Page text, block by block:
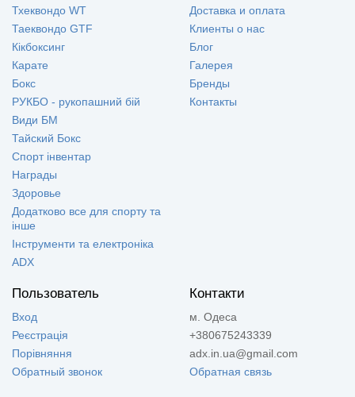
Тхеквондо WT
Таеквондо GTF
Кікбоксинг
Карате
Бокс
РУКБО - рукопашний бій
Види БМ
Тайский Бокс
Спорт інвентар
Награды
Здоровье
Додатково все для спорту та
інше
Інструменти та електроніка
ADX
Доставка и оплата
Клиенты о нас
Блог
Галерея
Бренды
Контакты
Пользователь
Вход
Реєстрація
Порівняння
Обратный звонок
Контакти
м. Одеса
+380675243339
adx.in.ua@gmail.com
Обратная связь